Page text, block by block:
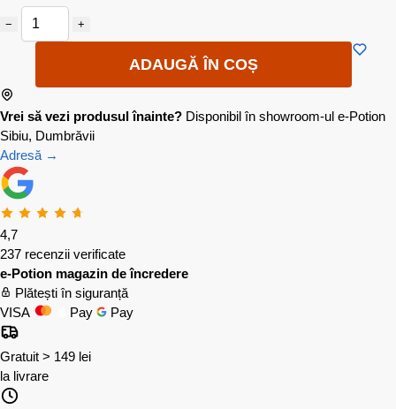
− +
ADAUGĂ ÎN COȘ
Vrei să vezi produsul înainte? Disponibil în showroom-ul e-Potion
Sibiu, Dumbrăvii
Adresă →
4,7
237 recenzii verificate
e-Potion magazin de încredere
Plătești în siguranță
VISA
Pay Pay
Gratuit > 149 lei
la livrare